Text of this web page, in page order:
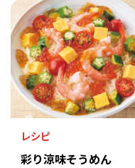
レシピ
彩り涼味そうめん